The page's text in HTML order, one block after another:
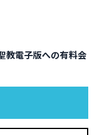
教電子版への有料会